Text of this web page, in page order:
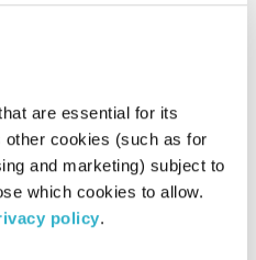
are essential for its
other cookies (such as for
and marketing) subject to
which cookies to allow.
policy.
כל יום מחדש – 11.10.20
כל יום מחדש
אמיר פרי
11.10.20
00:57:07